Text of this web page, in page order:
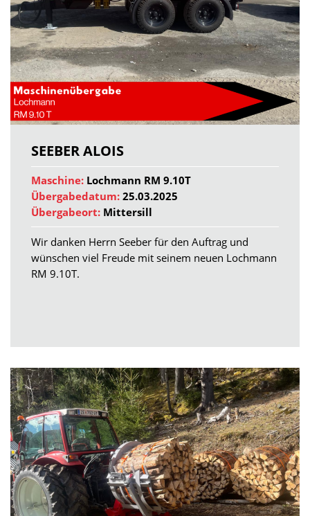
SEEBER ALOIS
Maschine: Lochmann RM 9.10T
Übergabedatum: 25.03.2025
Übergabeort: Mittersill
Wir danken Herrn Seeber für den Auftrag und
wünschen viel Freude mit seinem neuen Lochmann
RM 9.10T.